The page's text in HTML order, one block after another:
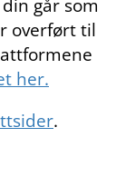
overført til
her.
.